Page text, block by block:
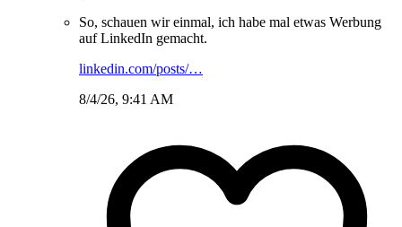
So, schauen wir einmal, ich habe mal etwas Werbung
auf LinkedIn gemacht.
linkedin.com/posts/…
8/4/26, 9:41 AM